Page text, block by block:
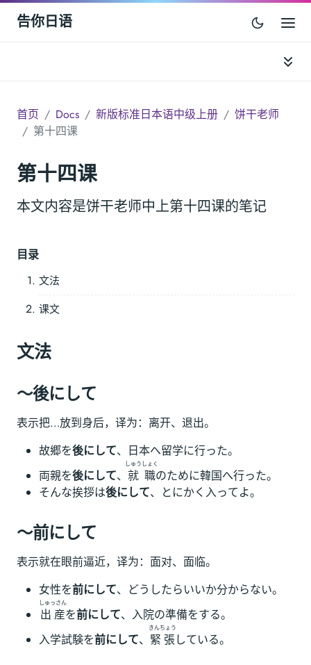
告你日语
首页 Docs 新版标准日本语中级上册
饼干老师
第十四课
第十四课
本文内容是饼干老师中上第十四课的笔记
目录
文法
课文
文法
～後にして
表示把…放到身后，译为：离开、退出。
故郷を後にして、日本へ留学に行った。
両親を後にして、 就職
しゅうしょく
のために韓国へ行った。
そんな挨拶は後にして、とにかく入ってよ。
～前にして
表示就在眼前逼近，译为：面对、面临。
女性を前にして、どうしたらいいか分からない。
出産
しゅっさん
を前にして、入院の準備をする。
入学試験を前にして、 緊張
きんちょう
している。